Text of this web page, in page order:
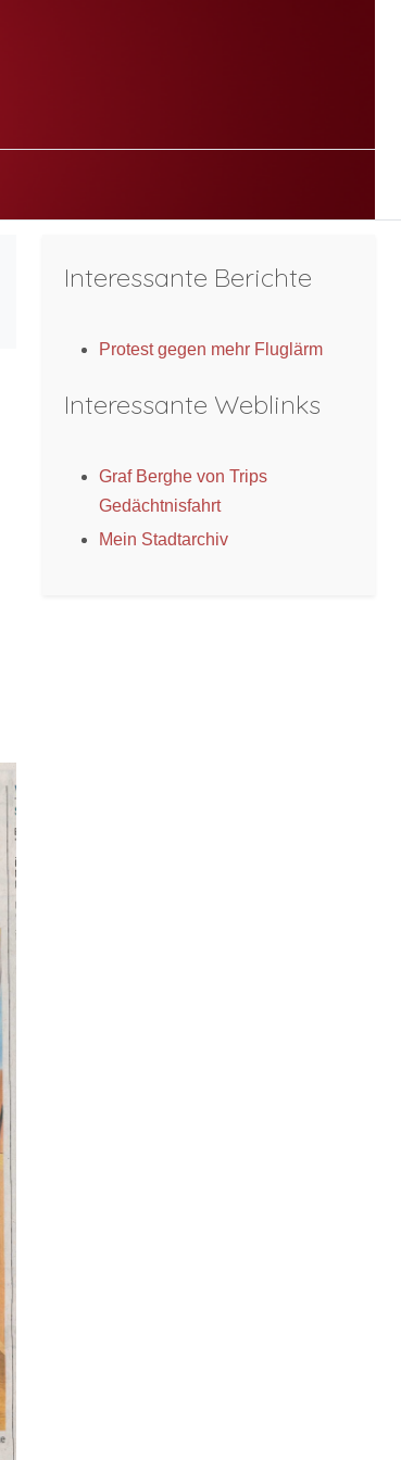
Interessante Berichte
Protest gegen mehr Fluglärm
Interessante Weblinks
Graf Berghe von Trips
Gedächtnisfahrt
Mein Stadtarchiv